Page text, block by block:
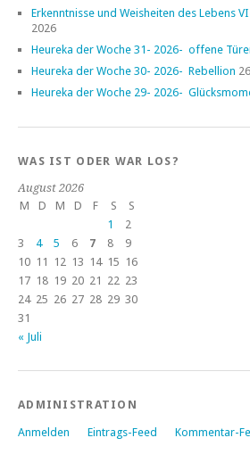
Erkenntnisse und Weisheiten des Lebens
2026
Heureka der Woche 31- 2026- offene
Heureka der Woche 30- 2026- Rebellion
Heureka der Woche 29- 2026-
WAS IST ODER WAR LOS?
August 2026
M
D M D F S
S
1
2
3
4 5 6 7 8
9
10 11 12 13 14 15 16
17 18 19 20 21 22 23
24 25 26 27 28 29 30
31
« Juli
ADMINISTRATION
Anmelden Eintrags-Feed Kommentar-